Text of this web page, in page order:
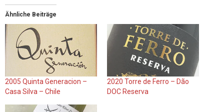
Ähnliche Beiträge
2005 Quinta Generacion –
Casa Silva – Chile
2020 Torre de Ferro – Dão
DOC Reserva